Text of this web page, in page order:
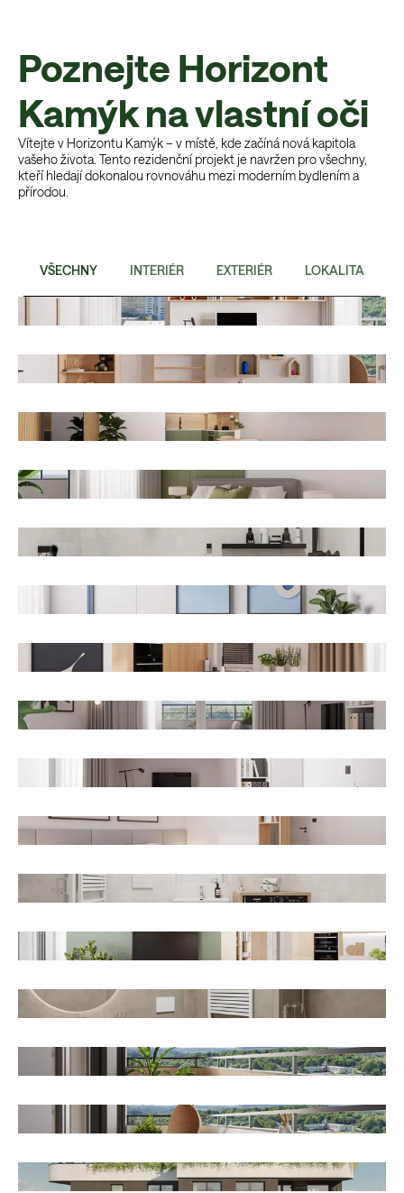
Poznejte Horizont
Kamýk na vlastní oči
Vítejte v Horizontu Kamýk – v místě, kde začíná nová kapitola
vašeho života. Tento rezidenční projekt je navržen pro všechny,
kteří hledají dokonalou rovnováhu mezi moderním bydlením a
přírodou.
VŠECHNY INTERIÉR EXTERIÉR LOKALITA